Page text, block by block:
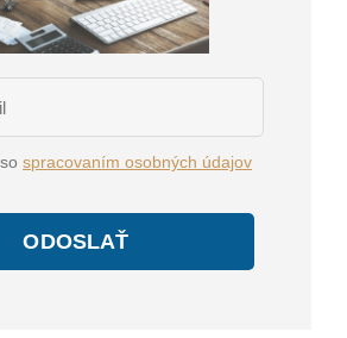
spracovaním osobných údajov
ODOSLAŤ